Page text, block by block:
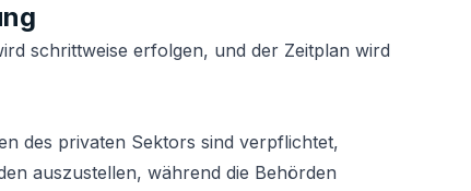
schrittweise erfolgen, und der Zeitplan wird
des privaten Sektors sind verpflichtet,
auszustellen, während die Behörden